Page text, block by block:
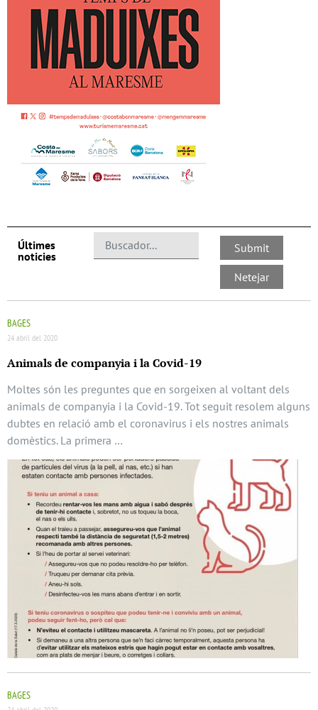
Últimes
noticies
BAGES
24 abril del 2020
Animals de companyia i la Covid-19
Moltes són les preguntes que en sorgeixen al voltant dels
animals de companyia i la Covid-19. Tot seguit resolem alguns
dubtes en relació amb el coronavirus i els nostres animals
domèstics. La primera …
BAGES